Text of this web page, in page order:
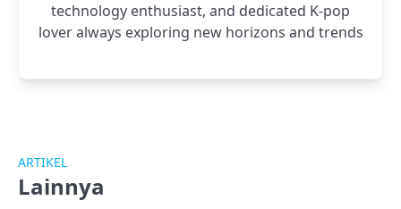
technology enthusiast, and dedicated K-pop
lover always exploring new horizons and trends
ARTIKEL
Lainnya